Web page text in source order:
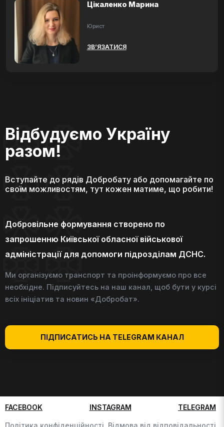
Цікаленко Марина
Юрист
ЗВ’ЯЗАТИСЯ
Відбудуємо Україну
разом!
Вступайте до рядів Добробату або допомагайте по
своїм можливостям, тут кожен матиме, що робити!
Добровільне формування створено по
запрошенню Київської обласної військової
адміністрації для допомоги підрозділам ДСНС.
Ми організуємо транспорт та проінформуємо про все
необхідне. Підписуйтесь на наш канал, щоб бути у курсі
всіх ініціатив та новин «Добробат».
ПІДПИСАТИСЬ НА TELEGRAM КАНАЛ
FACEBOOK INSTAGRAM TELEGRAM
Політика конфіденційності, Відмова від відповідальності